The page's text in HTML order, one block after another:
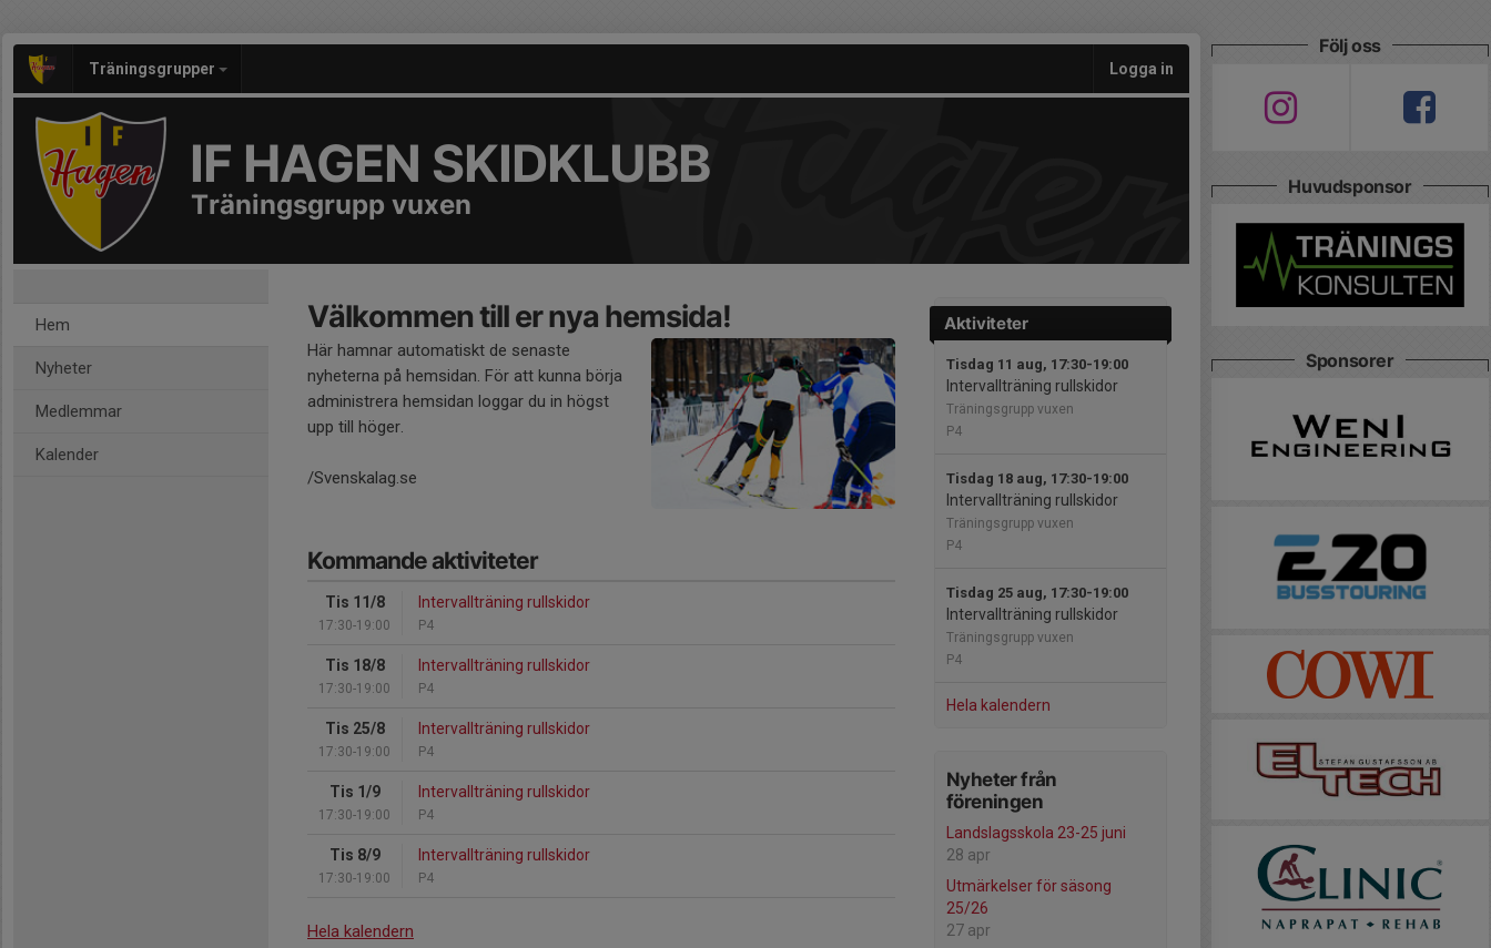
Träningsgrupper Logga in
IF HAGEN SKIDKLUBB
Träningsgrupp vuxen
Hem
Nyheter
Medlemmar
Kalender
Aktiviteter
Tisdag 11 aug, 17:30-19:00
Intervallträning rullskidor
Träningsgrupp vuxen
P4
Tisdag 18 aug, 17:30-19:00
Intervallträning rullskidor
Träningsgrupp vuxen
P4
Tisdag 25 aug, 17:30-19:00
Intervallträning rullskidor
Träningsgrupp vuxen
P4
Hela kalendern
Nyheter från
föreningen
Landslagsskola 23-25 juni
28 apr
Utmärkelser för säsong
25/26
27 apr
Välkommen till er nya hemsida!
Här hamnar automatiskt de senaste
nyheterna på hemsidan. För att kunna börja
administrera hemsidan loggar du in högst
upp till höger.
/Svenskalag.se
Kommande aktiviteter
Tis 11/8
17:30-19:00
Intervallträning rullskidor
P4
Tis 18/8
17:30-19:00
Intervallträning rullskidor
P4
Tis 25/8
17:30-19:00
Intervallträning rullskidor
P4
Tis 1/9
17:30-19:00
Intervallträning rullskidor
P4
Tis 8/9
17:30-19:00
Intervallträning rullskidor
P4
Hela kalendern
Följ oss
Huvudsponsor
Sponsorer